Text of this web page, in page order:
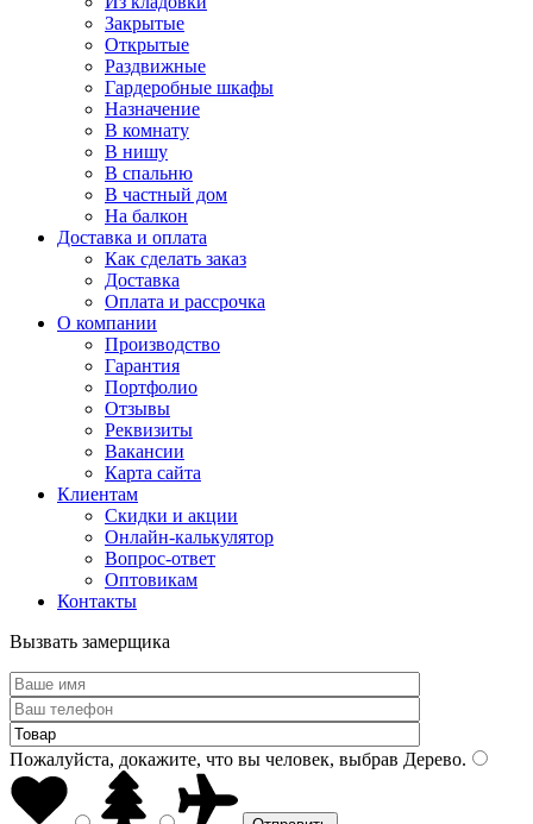
Закрытые
Открытые
Раздвижные
Гардеробные шкафы
Назначение
В комнату
В нишу
В спальню
В частный дом
На балкон
Доставка и оплата
Как сделать заказ
Доставка
Оплата и рассрочка
О компании
Производство
Гарантия
Портфолио
Отзывы
Реквизиты
Вакансии
Карта сайта
Клиентам
Скидки и акции
Онлайн-калькулятор
Вопрос-ответ
Оптовикам
Контакты
Вызвать замерщика
Пожалуйста, докажите, что вы человек, выбрав Дерево.